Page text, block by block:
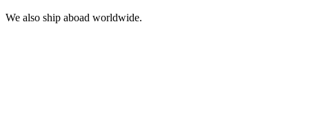
We also ship aboad worldwide.